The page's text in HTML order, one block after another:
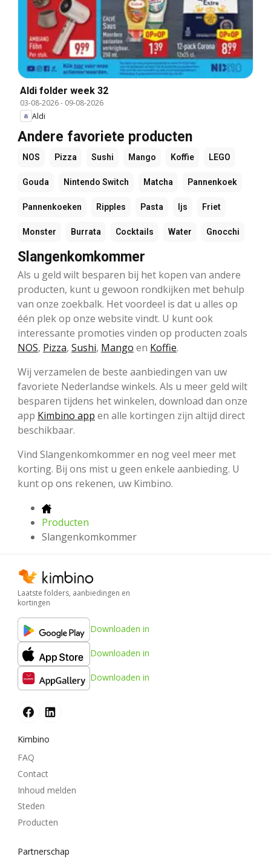
Aldi folder week 32
03-08-2026- 09-08-2026
Aldi
Andere favoriete producten
NOS Pizza Sushi Mango Koffie LEGO
Gouda Nintendo Switch Matcha Pannenkoek
Pannenkoeken Ripples Pasta Ijs Friet
Monster Burrata Cocktails Water Gnocchi
Slangenkomkommer
Als u geld wilt besparen bij het kopen van andere
producten, kunt u gewoon rondkijken met behulp
van onze zoekbalk. Het voordeel is dat u alles op
één plek op onze website vindt. U kunt ook
interessante promoties vinden op producten zoals
NOS, Pizza, Sushi, Mango en Koffie.
Wij verzamelen de beste aanbiedingen van uw
favoriete Nederlandse winkels. Als u meer geld wilt
besparen tijdens het winkelen, download dan onze
app Kimbino app en alle kortingen zijn altijd direct
beschikbaar.
Vind Slangenkomkommer en nog veel meer met
korting. Bij ons mist u geen enkele aanbieding. U
kunt op ons rekenen, uw Kimbino.
Producten
Slangenkomkommer
Laatste folders, aanbiedingen en
kortingen
Downloaden in
Downloaden in
Downloaden in
Kimbino
FAQ
Contact
Inhoud melden
Steden
Producten
Partnerschap